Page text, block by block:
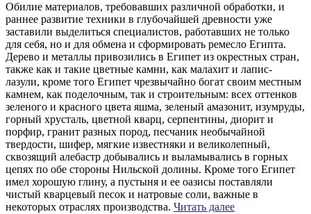
Обилие материалов, требовавших различной обработки, и
раннее развитие техники в глубочайшей древности уже
заставили выделиться специалистов, работавших не только
для себя, но и для обмена и сформировать ремесло Египта.
Дерево и металлы привозились в Египет из окрестных стран,
также как и такие цветные камни, как малахит и лапис-
лазули, кроме того Египет чрезвычайно богат своим местным
камнем, как поделочным, так и строительным: всех оттенков
зеленого и красного цвета яшма, зеленый амазонит, изумруды,
горный хрусталь, цветной кварц, серпентины, диорит и
порфир, гранит разных пород, песчаник необычайной
твердости, шифер, мягкие известняки и великолепный,
сквозящий алебастр добывались и выламывались в горных
цепях по обе стороны Нильской долины. Кроме того Египет
имел хорошую глину, а пустыня и ее оазисы поставляли
чистый кварцевый песок и натровые соли, важные в
некоторых отраслях производства. Читать далее